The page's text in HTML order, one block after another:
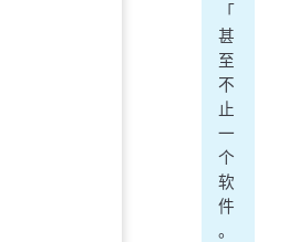
「
甚
至
不
止
一
个
软
件
。